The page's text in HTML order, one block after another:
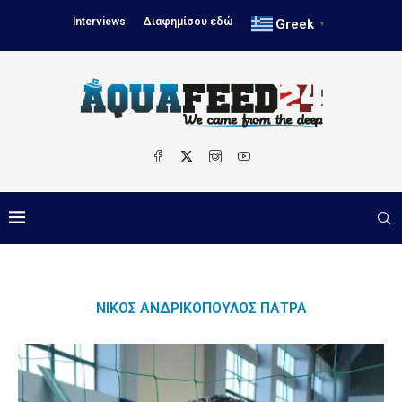
Interviews Διαφημίσου εδώ Greek ▼
ΝΊΚΟΣ ΑΝΔΡΙΚΌΠΟΥΛΟΣ ΠΆΤΡΑ